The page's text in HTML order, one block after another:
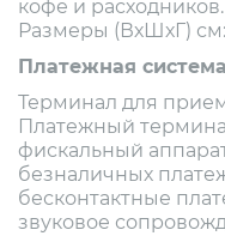
кофе и расходников.
Размеры (ВхШхГ) см:
Платежная
Терминал для
Платежный
фискальный
безналичных
бесконтактные
звуковое